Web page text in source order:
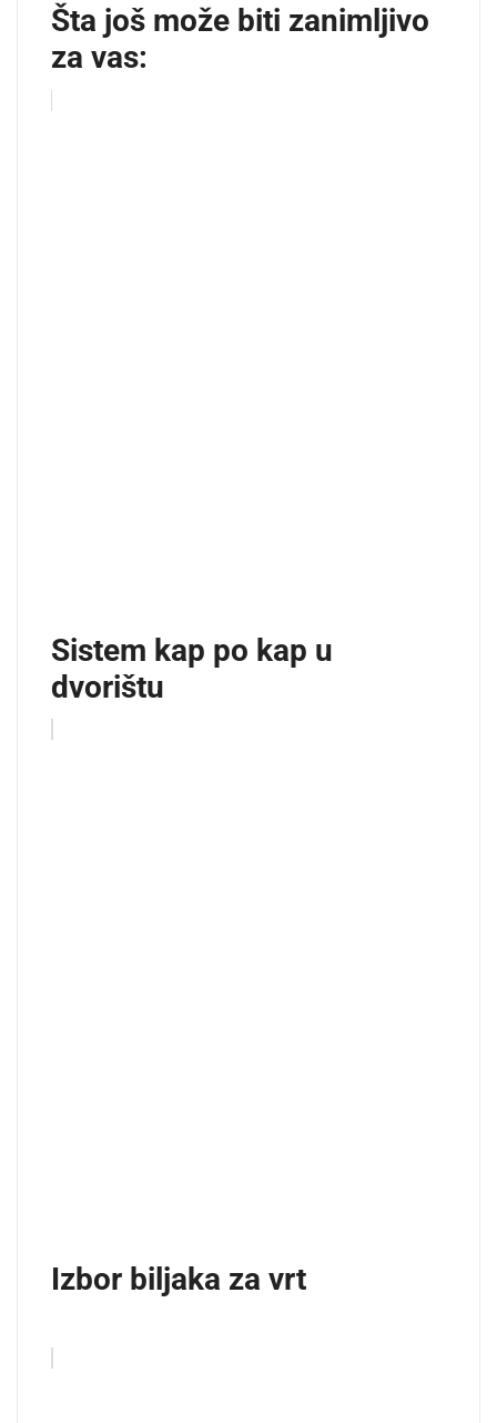
Šta još može biti zanimljivo
za vas:
Sistem kap po kap u
dvorištu
Izbor biljaka za vrt